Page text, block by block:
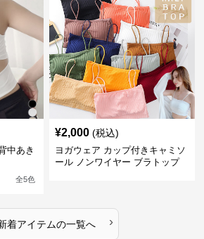
中あき
全5色
¥2,000 (税込)
ヨガウェア カップ付きキャミソ
ール ノンワイヤー ブラトップ
着アイテムの一覧へ ›